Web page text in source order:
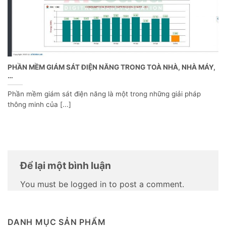
PHẦN MỀM GIÁM SÁT ĐIỆN NĂNG TRONG TOÀ NHÀ, NHÀ MÁY,
…
Phần mềm giám sát điện năng là một trong những giải pháp
thông minh của [...]
Để lại một bình luận
You must be logged in to post a comment.
DANH MỤC SẢN PHẨM